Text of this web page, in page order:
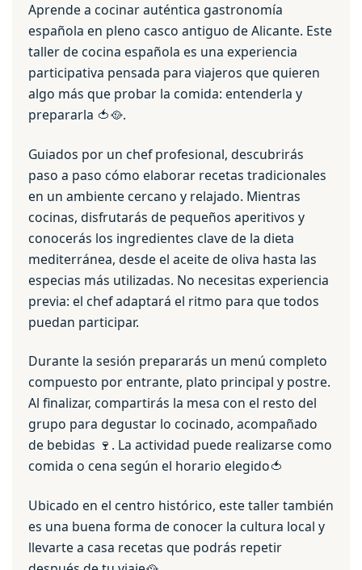
Aprende a cocinar auténtica gastronomía
española en pleno casco antiguo de Alicante. Este
taller de cocina española es una experiencia
participativa pensada para viajeros que quieren
algo más que probar la comida: entenderla y
prepararla 🍅🥘.
Guiados por un chef profesional, descubrirás
paso a paso cómo elaborar recetas tradicionales
en un ambiente cercano y relajado. Mientras
cocinas, disfrutarás de pequeños aperitivos y
conocerás los ingredientes clave de la dieta
mediterránea, desde el aceite de oliva hasta las
especias más utilizadas. No necesitas experiencia
previa: el chef adaptará el ritmo para que todos
puedan participar.
Durante la sesión prepararás un menú completo
compuesto por entrante, plato principal y postre.
Al finalizar, compartirás la mesa con el resto del
grupo para degustar lo cocinado, acompañado
de bebidas 🍷. La actividad puede realizarse como
comida o cena según el horario elegido🍅
Ubicado en el centro histórico, este taller también
es una buena forma de conocer la cultura local y
llevarte a casa recetas que podrás repetir